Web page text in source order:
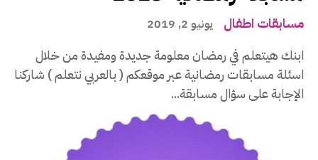
مسابقات اطفال يونيو 2, 2019
ابنك هيتعلم في رمضان معلومة جديدة ومفيدة من خلال
اسئلة مسابقات رمضانية عبر موقعكم ( بالعربي نتعلم ) شاركنا
الإجابة على سؤال مسابقة...